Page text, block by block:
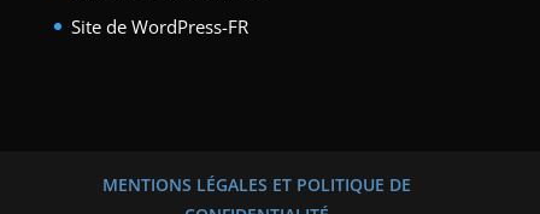
Site de WordPress-FR
MENTIONS LÉGALES ET POLITIQUE DE